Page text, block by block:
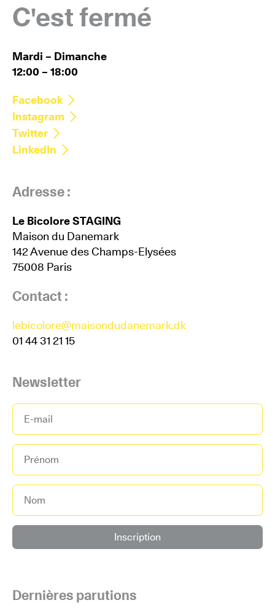
C'est fermé
Mardi – Dimanche
12:00 – 18:00
Facebook
Instagram
Twitter
LinkedIn
Adresse :
Le Bicolore STAGING
Maison du Danemark
142 Avenue des Champs-Elysées
75008 Paris
Contact :
lebicolore@maisondudanemark.dk
01 44 31 21 15
Newsletter
Dernières parutions